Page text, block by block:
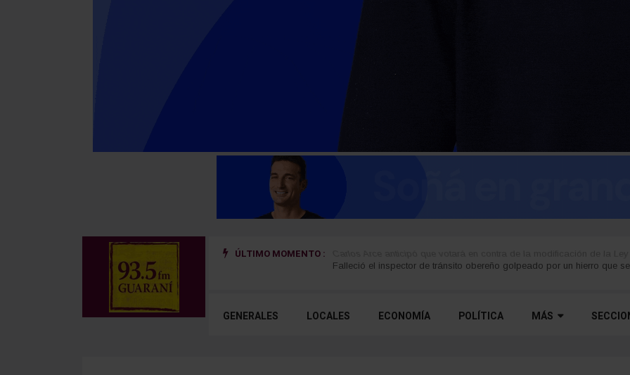
ÚLTIMO MOMENTO :
por un hierro que se desprendió de un camión
GENERALES LOCALES ECONOMÍA POLÍTICA MÁS